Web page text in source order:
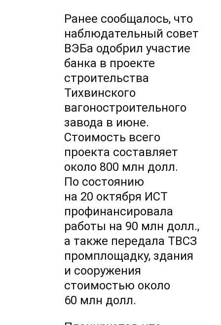
Ранее сообщалось, что
наблюдательный совет
ВЭБа одобрил участие
банка в проекте
строительства
Тихвинского
вагоностроительного
завода в июне.
Стоимость всего
проекта составляет
около 800 млн долл.
По состоянию
на 20 октября ИСТ
профинансировала
работы на 90 млн долл.,
а также передала ТВСЗ
промплощадку, здания
и сооружения
стоимостью около
60 млн долл.